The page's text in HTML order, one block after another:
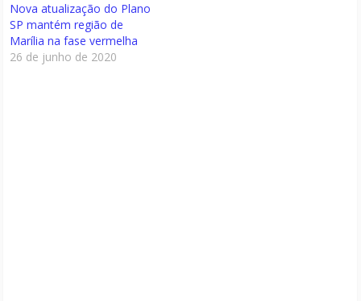
Nova atualização do Plano
SP mantém região de
Marília na fase vermelha
26 de junho de 2020